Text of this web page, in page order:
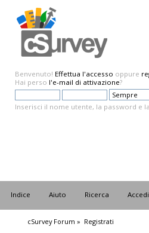
Benvenuto! Effettua l'accesso oppure
Hai perso l'e-mail di attivazione?
Inserisci il nome utente, la password e
Indice Aiuto Ricerca Accedi
cSurvey Forum » Registrati